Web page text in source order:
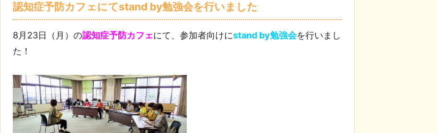
認知症予防カフェにてstand by勉強会を行いました
8月23日（月）の認知症予防カフェにて、参加者向けにstand by勉強会を行いまし
た！